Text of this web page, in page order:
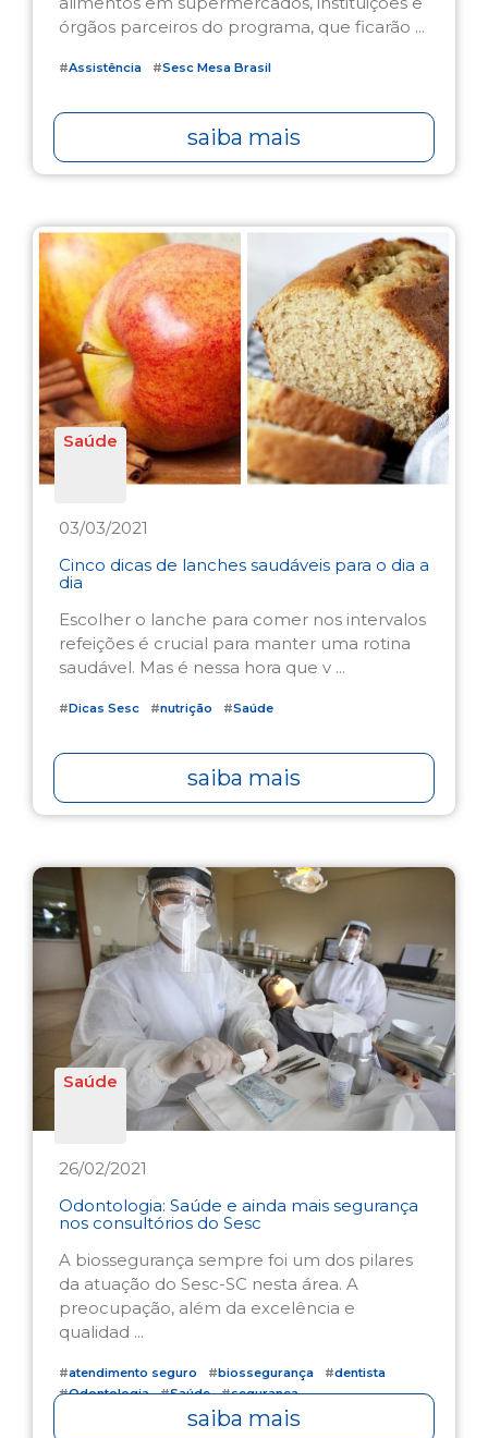
órgãos parceiros do programa, que ficarão ...
#Assistência #Sesc Mesa Brasil
saiba mais
Saúde
03/03/2021
Cinco dicas de lanches saudáveis para o dia a
dia
Escolher o lanche para comer nos intervalos
refeições é crucial para manter uma rotina
saudável. Mas é nessa hora que v ...
#Dicas Sesc #nutrição #Saúde
saiba mais
Saúde
26/02/2021
Odontologia: Saúde e ainda mais segurança
nos consultórios do Sesc
A biossegurança sempre foi um dos pilares
da atuação do Sesc-SC nesta área. A
preocupação, além da excelência e
qualidad ...
#atendimento seguro #biossegurança #dentista
#Odontologia #Saúde #segurança
saiba mais